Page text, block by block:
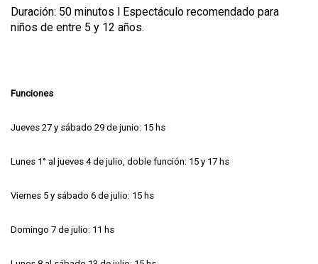
Duración: 50 minutos l Espectáculo recomendado para
niños de entre 5 y 12 años.
Funciones
Jueves 27 y sábado 29 de junio: 15 hs
Lunes 1° al jueves 4 de julio, doble función: 15 y 17 hs
Viernes 5 y sábado 6 de julio: 15 hs
Domingo 7 de julio: 11 hs